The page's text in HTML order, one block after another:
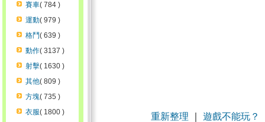
賽車( 784 )
運動( 979 )
格鬥( 639 )
動作( 3137 )
射擊( 1630 )
其他( 809 )
方塊( 735 )
衣服( 1800 )
重新整理 遊戲不能玩？